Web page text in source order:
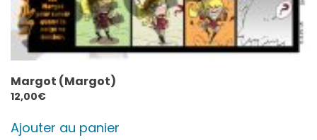
Margot (Margot)
12,00€
Ajouter au panier